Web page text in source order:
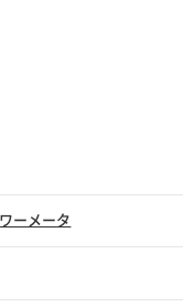
ーメータ